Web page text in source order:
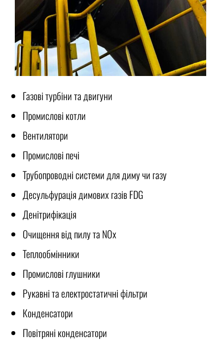
Газові турбіни та двигуни
Промислові котли
Вентилятори
Промислові печі
Трубопроводні системи для диму чи газу
Десульфурація димових газів FDG
Денітрифікація
Очищення від пилу та NOx
Теплообмінники
Промислові глушники
Рукавні та електростатичні фільтри
Конденсатори
Повітряні конденсатори